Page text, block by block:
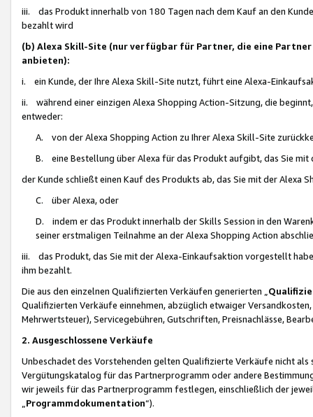
iii. das Produkt innerhalb von 180 Tagen nach dem Kauf an den
bezahlt wird
(b) Alexa Skill-Site (nur verfügbar für Partner, die eine
anbieten):
i. ein Kunde, der Ihre Alexa Skill-Site nutzt, führt eine Alexa-
ii. während einer einzigen Alexa Shopping Action-Sitzung, die
entweder:
A. von der Alexa Shopping Action zu Ihrer Alexa Skill-Site
B. eine Bestellung über Alexa für das Produkt aufgibt, das Sie mit
der Kunde schließt einen Kauf des Produkts ab, das Sie mit der Alexa
C. über Alexa, oder
D. indem er das Produkt innerhalb der Skills Session in den
seiner erstmaligen Teilnahme an der Alexa Shopping Action
iii. das Produkt, das Sie mit der Alexa-Einkaufsaktion vorgestellt
ihm bezahlt.
Die aus den einzelnen Qualifizierten Verkäufen generierten „
Qualifizierten Verkäufe einnehmen, abzüglich etwaiger
Mehrwertsteuer), Servicegebühren, Gutschriften, Preisnachlässe,
2. Ausgeschlossene Verkäufe
Unbeschadet des Vorstehenden gelten Qualifizierte Verkäufe nicht
Vergütungskatalog für das Partnerprogramm oder andere
wir jeweils für das Partnerprogramm festlegen, einschließlich der
Programmdokumentation“).